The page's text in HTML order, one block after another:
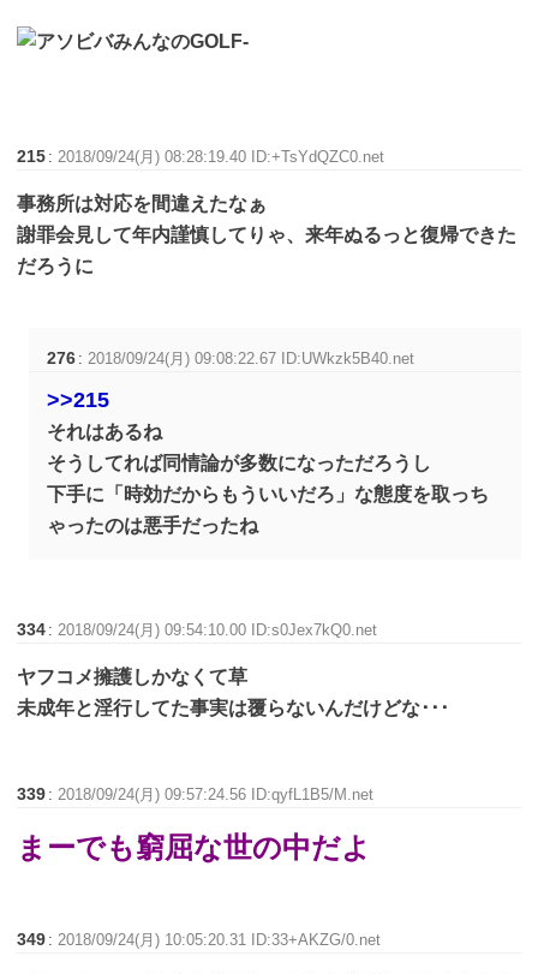
215 : 2018/09/24(月) 08:28:19.40 ID:+TsYdQZC0.net
事務所は対応を間違えたなぁ
謝罪会見して年内謹慎してりゃ、来年ぬるっと復帰できた
だろうに
276 : 2018/09/24(月) 09:08:22.67 ID:UWkzk5B40.net
>>215
それはあるね
そうしてれば同情論が多数になっただろうし
下手に「時効だからもういいだろ」な態度を取っち
ゃったのは悪手だったね
334 : 2018/09/24(月) 09:54:10.00 ID:s0Jex7kQ0.net
ヤフコメ擁護しかなくて草
未成年と淫行してた事実は覆らないんだけどな･･･
339 : 2018/09/24(月) 09:57:24.56 ID:qyfL1B5/M.net
まーでも窮屈な世の中だよ
349 : 2018/09/24(月) 10:05:20.31 ID:33+AKZG/0.net